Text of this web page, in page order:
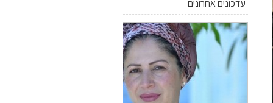
עדכונים אחרונים